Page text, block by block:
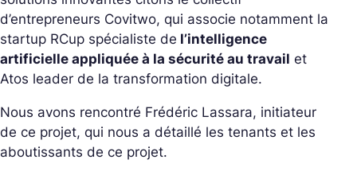
d’entrepreneurs Covitwo, qui associe notamment la
startup RCup spécialiste de l’intelligence
artificielle appliquée à la sécurité au travail et
Atos leader de la transformation digitale.
Nous avons rencontré Frédéric Lassara, initiateur
de ce projet, qui nous a détaillé les tenants et les
aboutissants de ce projet.